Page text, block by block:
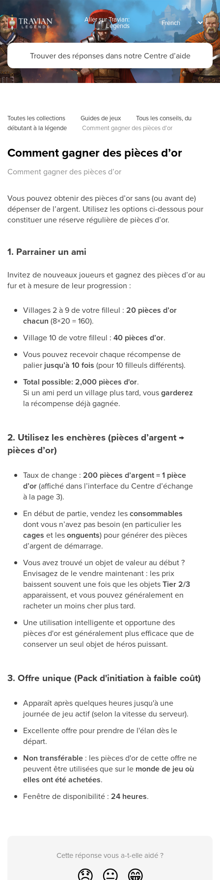
Aller sur Travian:
Legends
Toutes les collections Guides de jeux
Tous les conseils, du
débutant à la légende
Comment gagner des pièces d’or
Comment gagner des pièces d’or
Comment gagner des pièces d’or
Vous pouvez obtenir des pièces d’or sans (ou avant de)
dépenser de l’argent. Utilisez les options ci-dessous pour
constituer une réserve régulière de pièces d’or.
1. Parrainer un ami
Invitez de nouveaux joueurs et gagnez des pièces d’or au
fur et à mesure de leur progression :
Villages 2 à 9 de votre filleul : 20 pièces d’or
chacun (8×20 = 160).
Village 10 de votre filleul : 40 pièces d’or.
Vous pouvez recevoir chaque récompense de
palier jusqu’à 10 fois (pour 10 filleuls différents).
Total possible: 2,000 pièces d'or.
Si un ami perd un village plus tard, vousgarderez
la récompense déjà gagnée.
2. Utilisez les enchères (pièces d’argent →
pièces d’or)
Taux de change : 200 pièces d’argent = 1 pièce
d’or(affiché dans l’interface du Centre d’échange
à la page 3).
En début de partie, vendez lesconsommables
dont vous n’avez pas besoin (en particulier les
cages et lesonguents) pour générer des pièces
d’argent de démarrage.
Vous avez trouvé un objet de valeur au début ?
Envisagez de le vendre maintenant : les prix
baissent souvent une fois que les objetsTier 2/3
apparaissent, et vous pouvez généralement en
racheter un moins cher plus tard.
Une utilisation intelligente et opportune des
pièces d'or est généralement plus efficace que de
conserver un seul objet de héros puissant.
3. Offre unique (Pack d'initiation à faible coût)
Apparaît après quelques heures jusqu'à une
journée de jeu actif (selon la vitesse du serveur).
Excellente offre pour prendre de l'élan dès le
départ.
Non transférable : les pièces d'or de cette offre ne
peuvent être utilisées que sur le monde de jeu où
elles ont été achetées.
Fenêtre de disponibilité : 24 heures.
Cette réponse vous a-t-elle aidé ?